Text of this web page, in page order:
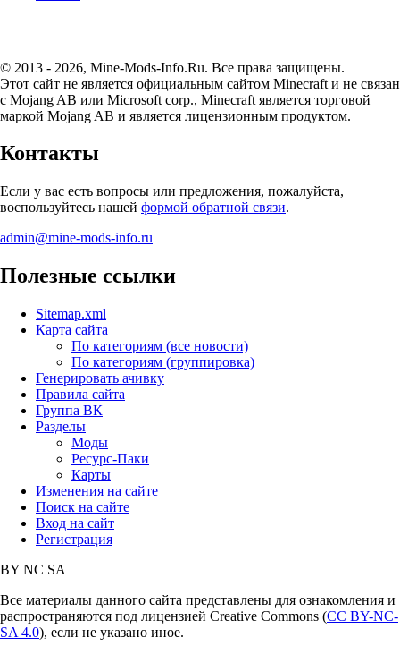
© 2013 - 2026, Mine-Mods-Info.Ru. Все права защищены.
Этот сайт не является официальным сайтом Minecraft и не связан
с Mojang AB или Microsoft corp., Minecraft является торговой
маркой Mojang AB и является лицензионным продуктом.
Контакты
Если у вас есть вопросы или предложения, пожалуйста,
воспользуйтесь нашей формой обратной связи.
admin@mine-mods-info.ru
Полезные ссылки
Sitemap.xml
Карта сайта
По категориям (все новости)
По категориям (группировка)
Генерировать ачивку
Правила сайта
Группа ВК
Разделы
Моды
Ресурс-Паки
Карты
Изменения на сайте
Поиск на сайте
Вход на сайт
Регистрация
BY NC SA
Все материалы данного сайта представлены для ознакомления и
распространяются под лицензией Creative Commons (CC BY-NC-
SA 4.0), если не указано иное.